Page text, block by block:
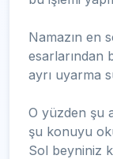
Namazın en
esarlarından
ayrı uyarma
O yüzden şu
şu konuyu
Sol beyniniz